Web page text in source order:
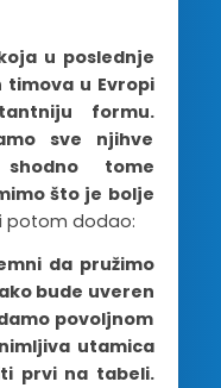
u poslednje
timova u Evropi
formu.
sve njihve
tome
što je bolje
potom dodao:
da pružimo
bude uveren
povoljnom
utamica
prvi na tabeli.